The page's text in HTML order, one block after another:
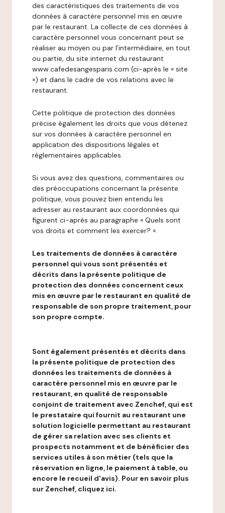
des caractéristiques des traitements de vos
données à caractère personnel mis en œuvre
par le restaurant. La collecte de ces données à
caractère personnel vous concernant peut se
réaliser au moyen ou par l’intermédiaire, en tout
ou partie, du site internet du restaurant
www.cafedesangesparis.com (ci-après le « site
») et dans le cadre de vos relations avec le
restaurant.
Cette politique de protection des données
précise également les droits que vous détenez
sur vos données à caractère personnel en
application des dispositions légales et
réglementaires applicables.
Si vous avez des questions, commentaires ou
des préoccupations concernant la présente
politique, vous pouvez bien entendu les
adresser au restaurant aux coordonnées qui
figurent ci-après au paragraphe « Quels sont
vos droits et comment les exercer? ».
Les traitements de données à caractère
personnel qui vous sont présentés et
décrits dans la présente politique de
protection des données concernent ceux
mis en œuvre par le restaurant en qualité de
responsable de son propre traitement, pour
son propre compte.
Sont également présentés et décrits dans
la présente politique de protection des
données les traitements de données à
caractère personnel mis en œuvre par le
restaurant, en qualité de responsable
conjoint de traitement avec Zenchef, qui est
le prestataire qui fournit au restaurant une
solution logicielle permettant au restaurant
de gérer sa relation avec ses clients et
prospects notamment et de bénéficier des
services utiles à son métier (tels que la
réservation en ligne, le paiement à table, ou
encore le recueil d'avis). Pour en savoir plus
sur Zenchef, cliquez ici.